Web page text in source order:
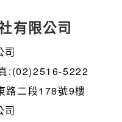
有限公司
司
:(02)2516-5222
路二段178號9樓
司